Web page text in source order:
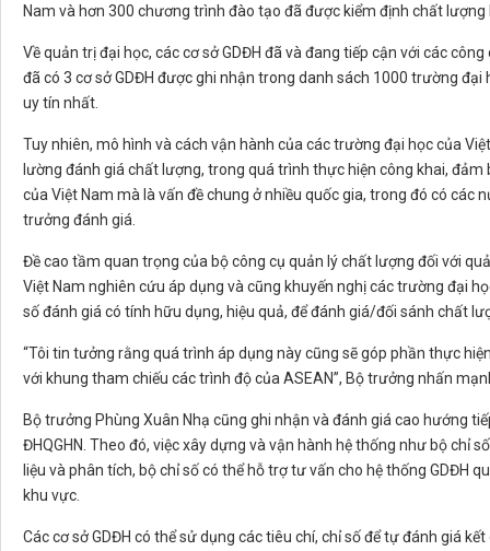
Nam và hơn 300 chương trình đào tạo đã được kiểm định chất
Về quản trị đại học, các cơ sở GDĐH đã và đang tiếp cận với các
đã có 3 cơ sở GDĐH được ghi nhận trong danh sách 1000 trường
uy tín nhất.
Tuy nhiên, mô hình và cách vận hành của các trường đại học của
lường đánh giá chất lượng, trong quá trình thực hiện công khai,
của Việt Nam mà là vấn đề chung ở nhiều quốc gia, trong đó có các
trưởng đánh giá.
Đề cao tầm quan trọng của bộ công cụ quản lý chất lượng đối với
Việt Nam nghiên cứu áp dụng và cũng khuyến nghị các trường đại
số đánh giá có tính hữu dụng, hiệu quả, để đánh giá/đối sánh chất
“Tôi tin tưởng rằng quá trình áp dụng này cũng sẽ góp phần thực
với khung tham chiếu các trình độ của ASEAN”, Bộ trưởng nhấn
Bộ trưởng Phùng Xuân Nhạ cũng ghi nhận và đánh giá cao hướng
ĐHQGHN. Theo đó, việc xây dựng và vận hành hệ thống như bộ chỉ
liệu và phân tích, bộ chỉ số có thể hỗ trợ tư vấn cho hệ thống GDĐH
khu vực.
Các cơ sở GDĐH có thể sử dụng các tiêu chí, chỉ số để tự đánh giá